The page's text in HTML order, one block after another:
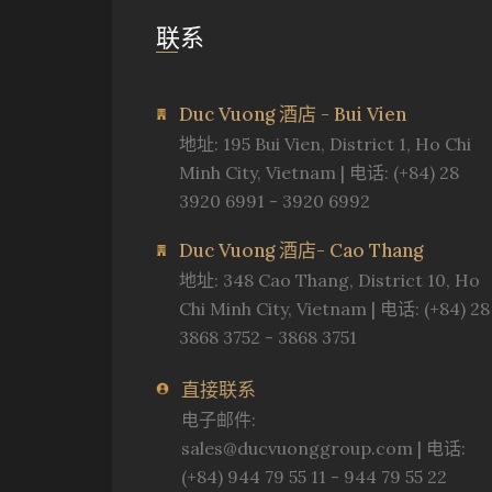
联系
Duc Vuong 酒店 - Bui Vien
地址: 195 Bui Vien, District 1, Ho Chi
Minh City, Vietnam | 电话: (+84) 28
3920 6991 - 3920 6992
Duc Vuong 酒店- Cao Thang
地址: 348 Cao Thang, District 10, Ho
Chi Minh City, Vietnam | 电话: (+84) 28
3868 3752 - 3868 3751
直接联系
电子邮件:
sales@ducvuonggroup.com | 电话:
(+84) 944 79 55 11 - 944 79 55 22